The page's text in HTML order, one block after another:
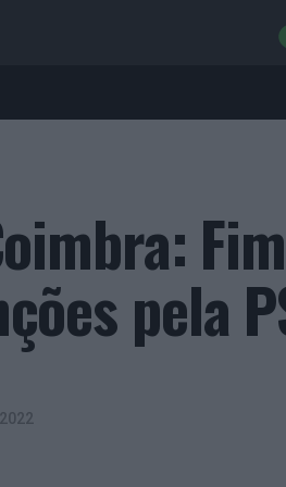
pela